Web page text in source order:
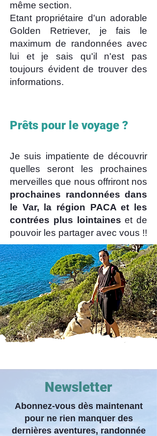
même section.
Etant propriétaire d'un adorable
Golden Retriever, je fais le
maximum de randonnées avec
lui et je sais qu'il n'est pas
toujours évident de trouver des
informations.
Prêts pour le voyage ?
Je suis impatiente de découvrir
quelles seront les prochaines
merveilles que nous offriront nos
prochaines randonnées dans
le Var, la région PACA et les
contrées plus lointaines et de
pouvoir les partager avec vous !!
Newsletter
Abonnez-vous dès maintenant
pour ne rien manquer des
dernières aventures, randonnée